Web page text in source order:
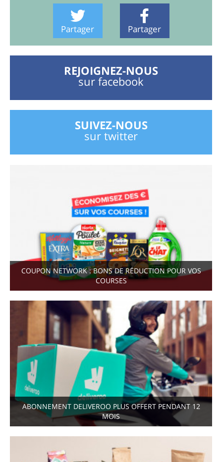
Partager Partager
REJOIGNEZ-NOUS
sur facebook
SUIVEZ-NOUS
sur twitter
COUPON NETWORK : BONS DE RÉDUCTION POUR VOS
COURSES
ABONNEMENT DELIVEROO PLUS OFFERT PENDANT 12
MOIS